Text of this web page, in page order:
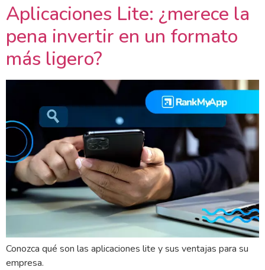
Aplicaciones Lite: ¿merece la
pena invertir en un formato
más ligero?
Conozca qué son las aplicaciones lite y sus ventajas para su
empresa.